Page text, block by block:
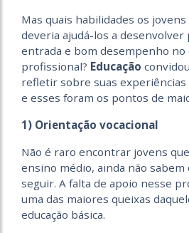
Mas quais habilidades os
deveria ajudá-los a desenvolver
entrada e bom desempenho no
profissional? Educação
refletir sobre suas
e esses foram os pontos de
1) Orientação vocacional
Não é raro encontrar jovens
ensino médio, ainda não
seguir. A falta de apoio nesse
uma das maiores queixas
educação básica.